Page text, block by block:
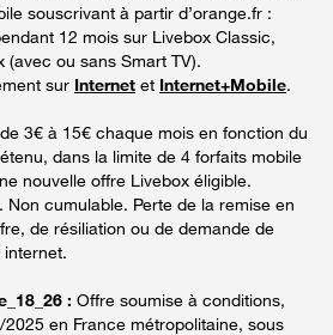
souscrivant à partir d’orange.fr :
12 mois sur Livebox Classic,
(avec ou sans Smart TV).
sur Internet et Internet+Mobile.
3€ à 15€ chaque mois en fonction du
dans la limite de 4 forfaits mobile
nouvelle offre Livebox éligible.
Non cumulable. Perte de la remise en
de résiliation ou de demande de
: Offre soumise à conditions,
en France métropolitaine, sous